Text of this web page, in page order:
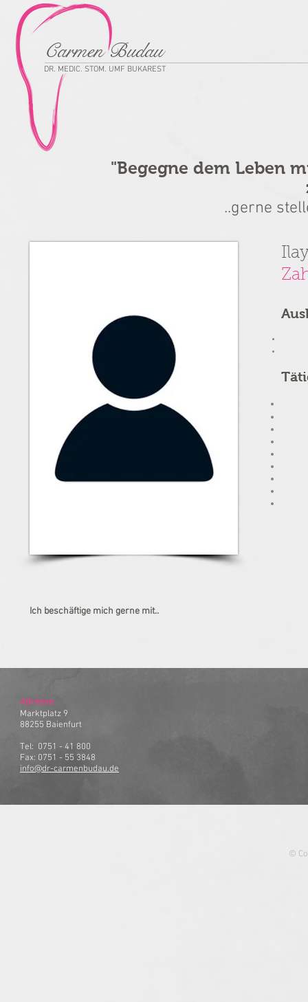
Carmen Budau
DR. MEDIC. STOM. UMF BUKAREST
"Begegne dem Leben
..gerne
Ich beschäftige mich gerne mit..
Adresse
Marktplatz 9
88255 Baienfurt
Tel: 0751 - 41 800
Fax: 0751 - 55 3848
info@dr-carmenbudau.de
©